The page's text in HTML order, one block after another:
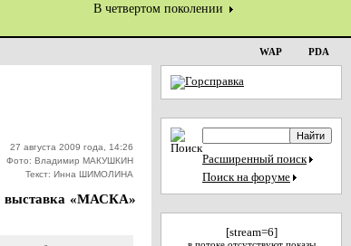
В четвертом поколении
WAP PDA
27 августа 2009 года, 14:26
Фото: Владимир МАКУШКИН
Текст: Инна ШИМОЛИНА
выставка «МАСКА»
Расширенный поиск
Поиск на форуме
[stream=6]